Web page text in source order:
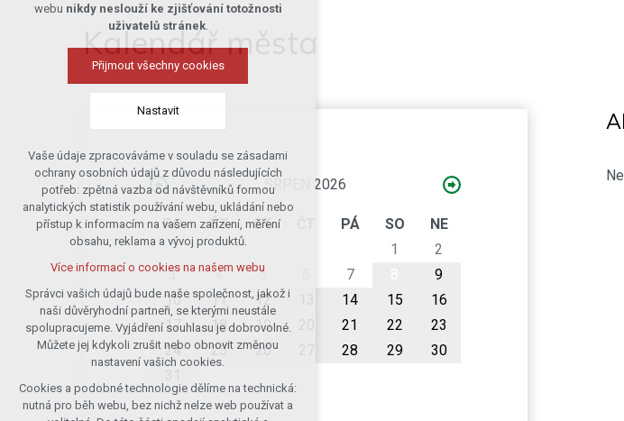
Kalendář města
SRPEN 2026
PO ÚT ST PÁ SO
NE
1
2
3
4 5 7
9
10
11 12 14 15
16
17
18 19 21 22
23
24
25 26 28 29
30
webu nikdy neslouží ke zjišťování totožnosti
uživatelů stránek.
Přijmout všechny cookies
Nastavit
Technická cookies
nutná pro provozování webu
udržení kontextu stránek (session):
případná přihlášení, volby jazyka, apod.
Volitelná cookies
analytická pro anonymizované
vyhodnocení návštěvnosti
marketingová cookies (Google)
Více informací o cookies na našem webu
Přijmout všechny cookies
Vaše údaje zpracováváme v souladu se zásadami
ochrany osobních údajů z důvodu následujících
potřeb: zpětná vazba od návštěvníků formou
analytických statistik používání webu, ukládání nebo
přístup k informacím na vašem zařízení, měření
obsahu, reklama a vývoj produktů.
Více informací o cookies na našem webu
Správci vašich údajů bude naše společnost, jakož i
naši důvěryhodní partneři, se kterými neustále
spolupracujeme. Vyjádření souhlasu je dobrovolné.
Můžete jej kdykoli zrušit nebo obnovit změnou
nastavení vašich cookies.
Cookies a podobné technologie dělíme na technická:
nutná pro běh webu, bez nichž nelze web používat a